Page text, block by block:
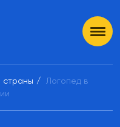
страны
Логопед в